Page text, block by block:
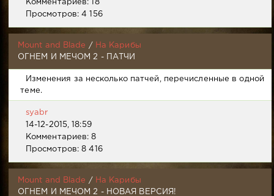
Комментариев: 18
Просмотров: 4 156
Mount and Blade /
На Карибы
ОГНЕМ И МЕЧОМ 2 - ПАТЧИ
Изменения за несколько патчей, перечисленные в одной
теме.
syabr
14-12-2015, 18:59
Комментариев: 8
Просмотров: 8 416
Mount and Blade /
На Карибы
ОГНЕМ И МЕЧОМ 2 - НОВАЯ ВЕРСИЯ!